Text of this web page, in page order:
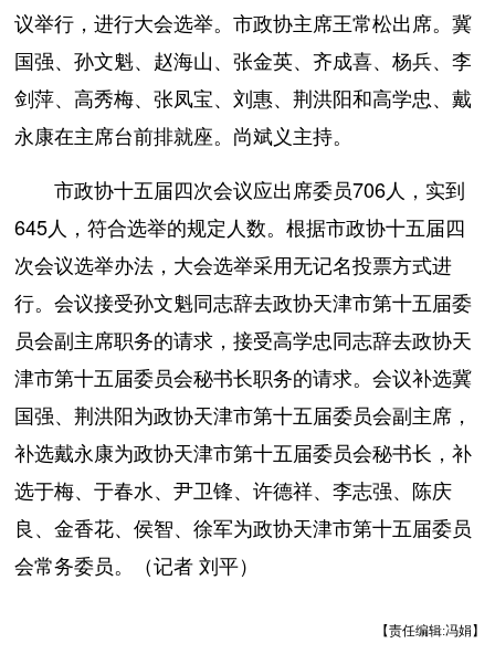
议举行，进行大会选举。市政协主席王常松出席。冀
国强、孙文魁、赵海山、张金英、齐成喜、杨兵、李
剑萍、高秀梅、张凤宝、刘惠、荆洪阳和高学忠、戴
永康在主席台前排就座。尚斌义主持。
市政协十五届四次会议应出席委员706人，实到
645人，符合选举的规定人数。根据市政协十五届四
次会议选举办法，大会选举采用无记名投票方式进
行。会议接受孙文魁同志辞去政协天津市第十五届委
员会副主席职务的请求，接受高学忠同志辞去政协天
津市第十五届委员会秘书长职务的请求。会议补选冀
国强、荆洪阳为政协天津市第十五届委员会副主席，
补选戴永康为政协天津市第十五届委员会秘书长，补
选于梅、于春水、尹卫锋、许德祥、李志强、陈庆
良、金香花、侯智、徐军为政协天津市第十五届委员
会常务委员。（记者 刘平）
【责任编辑:冯娟】